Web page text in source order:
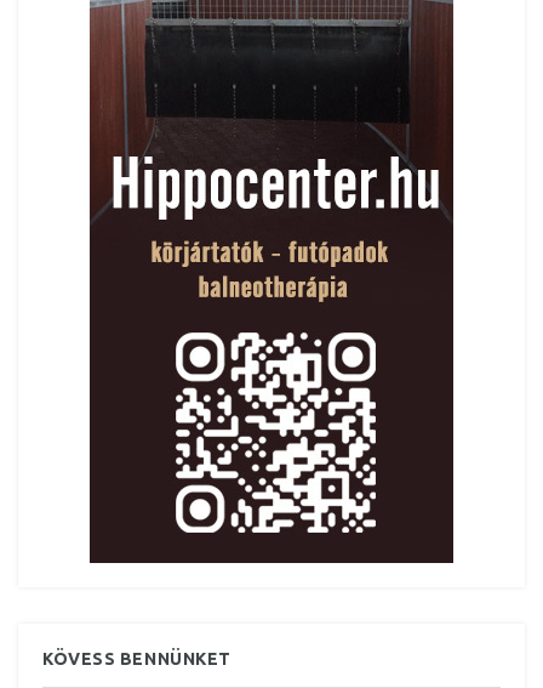
KÖVESS BENNÜNKET